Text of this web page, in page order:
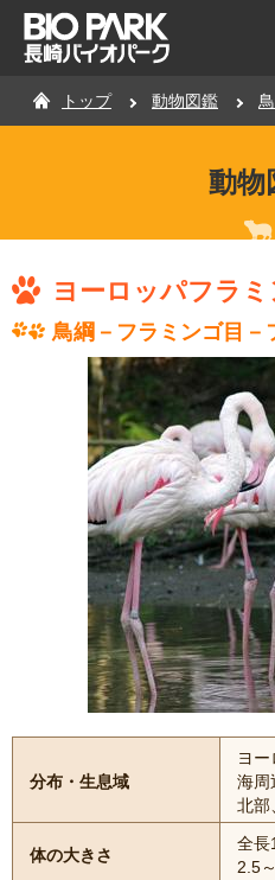
トップ 動物図鑑
動物
ヨーロッパフラ
鳥綱－フラミンゴ目－
分布・生息域
ヨ
海周
北部
体の大きさ
全長
2.5